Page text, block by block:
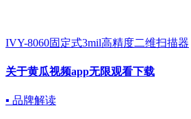
IVY-8060固定式3mil高精度二维扫描器
关于黄瓜视频app无限观看下载
▪ 品牌解读